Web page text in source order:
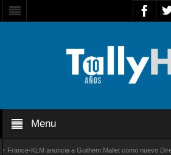
Menu
KLM anuncia a Guilhem Mallet como nuevo Director